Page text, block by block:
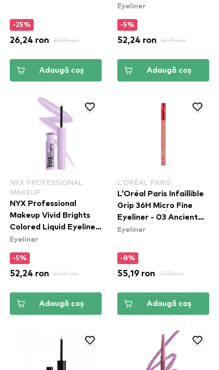
-25%
26,24 ron 34,99 ron
Adaugă coș
Vintage Baby
Eyeliner
-5%
52,24 ron 54,99 ron
Adaugă coș
NYX PROFESSIONAL
MAKEUP
NYX Professional
Makeup Vivid Brights
Colored Liquid Eyeliner
- Lilac Link (VBLL07)
Eyeliner
-5%
52,24 ron 54,99 ron
Adaugă coș
L’ORÉAL PARIS
L’Oréal Paris Infaillible
Grip 36H Micro Fine
Eyeliner​ - 03 Ancient
Rose
Eyeliner
-8%
55,19 ron 59,99 ron
Adaugă coș